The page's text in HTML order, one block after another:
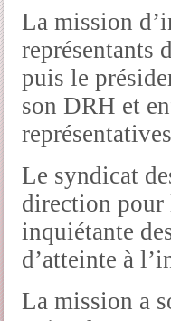
La mission
représentants
puis le
son DRH et
Le syndicat
direction pour
inquiétante
d’atteinte à
La mission a